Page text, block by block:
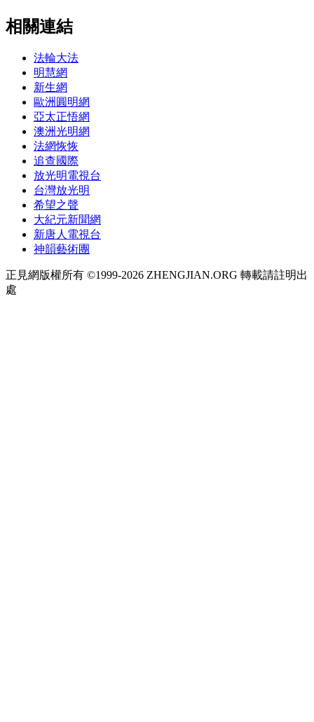
相關連結
法輪大法
明慧網
新生網
歐洲圓明網
亞太正悟網
澳洲光明網
法網恢恢
追查國際
放光明電視台
台灣放光明
希望之聲
大紀元新聞網
新唐人電視台
神韻藝術團
正見網版權所有 ©1999-2026 ZHENGJIAN.ORG 轉載請註明出
處